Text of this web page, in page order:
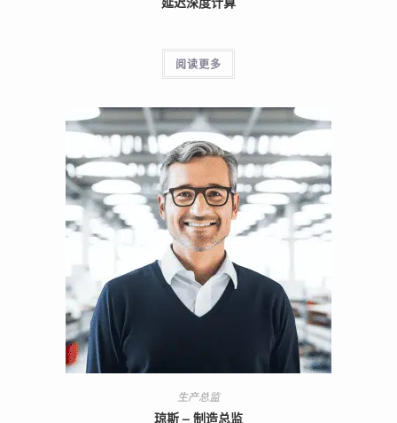
阅读更多
生产总监
琼斯 – 制造总监